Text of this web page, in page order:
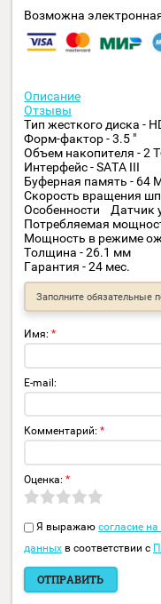
Статус товаров
Возможна
Описание
Отзывы
Тип жесткого диска
Форм-фактор - 3.5 "
Объем накопителя -
Интерфейс - SATA III
Буферная память -
Скорость вращения
Особенности
Мощность в режиме
Толщина - 26.1 мм
Заполните
Имя:*
E-mail:
*